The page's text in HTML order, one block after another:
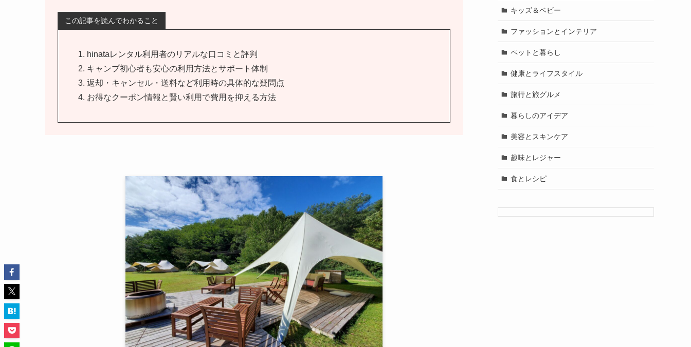
この記事を読んでわかること
hinataレンタル利用者のリアルな口コミと評判
キャンプ初心者も安心の利用方法とサポート体制
返却・キャンセル・送料など利用時の具体的な疑問点
お得なクーポン情報と賢い利用で費用を抑える方法
キッズ＆ベビー
ファッションとインテリア
ペットと暮らし
健康とライフスタイル
旅行と旅グルメ
暮らしのアイデア
美容とスキンケア
趣味とレジャー
食とレシピ